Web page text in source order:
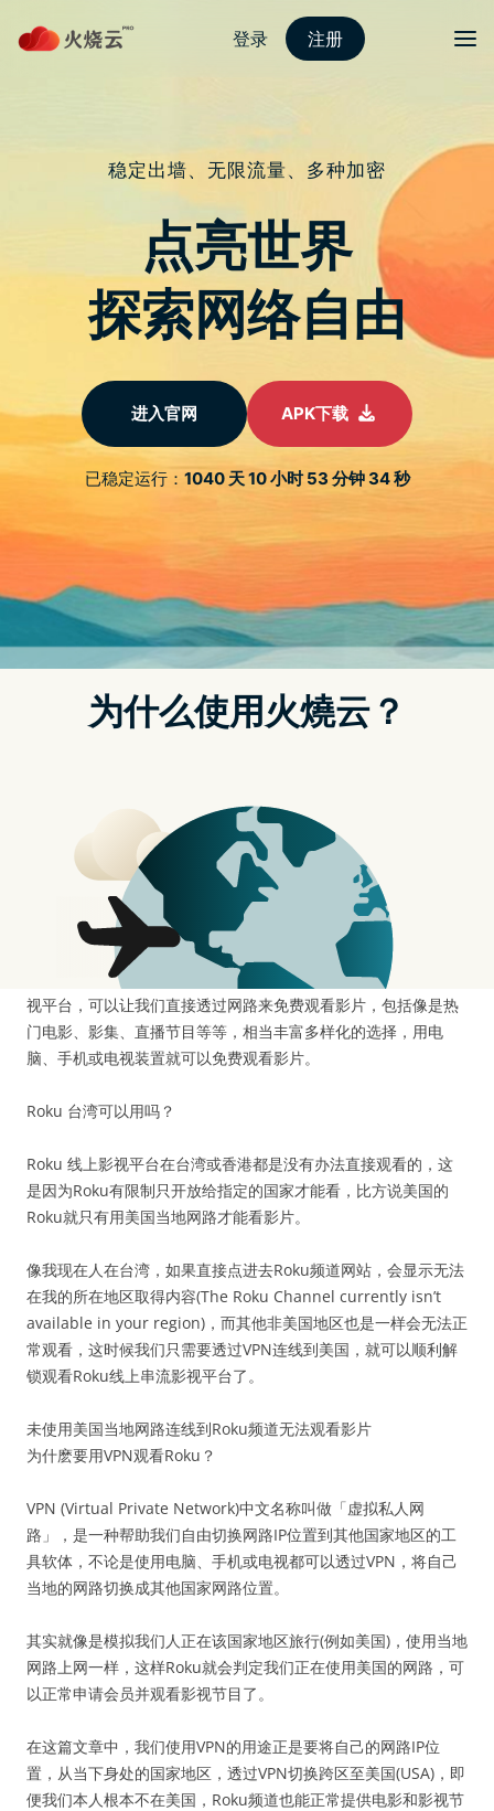
至
正
文 protonvpn下载
【Roku】影音串流平台在台湾或美国境外如
何观看？教你用VPN免费影片看到饱
Roku是美国最知名的影视串流平台媒体之一，除了使用数位机上
盒观看电影和节目以外，现在也有提供网路线上串流影片的方式
片平台。
这篇文章我正是要教你如何透过VPN解除Roku平台的地理限制，
实测了非常多款不同的VPN，并非每一款都可以顺利连上Roku，
我会告诉你最推荐用哪几款VPN来免费观看Roku大量的电影与节
目。
Roku VPN 快速推荐清单：
更详细完整的VPN操作流程和Roku免费注册帐号方式在下面，欢
迎继续阅读。
文章导览目录
Roku (Roku TV)名称源於日文数字的「六」发音(ろく)，台湾译名
为六科汇流，是一款由美国Roku Inc公司所推出的网路智慧电视
机上盒，可以将影视内容透过串流输出到电视播放影片，而Roku
第一款产品是在2008年五月与Netflix所合作开发的播放器，可以
串流Netflix平台上的内容至电视上播放。
Roku除了电视机上盒以外，还有推出Roku Channel线上串流影
视平台，可以让我们直接透过网路来免费观看影片，包括像是热
门电影、影集、直播节目等等，相当丰富多样化的选择，用电
脑、手机或电视装置就可以免费观看影片。
Roku 台湾可以用吗？
Roku 线上影视平台在台湾或香港都是没有办法直接观看的，这
是因为Roku有限制只开放给指定的国家才能看，比方说美国的
Roku就只有用美国当地网路才能看影片。
像我现在人在台湾，如果直接点进去Roku频道网站，会显示无法
在我的所在地区取得内容(The Roku Channel currently isn’t
available in your region)，而其他非美国地区也是一样会无法正
常观看，这时候我们只需要透过VPN连线到美国，就可以顺利解
锁观看Roku线上串流影视平台了。
未使用美国当地网路连线到Roku频道无法观看影片
为什麽要用VPN观看Roku？
VPN (Virtual Private Network)中文名称叫做「虚拟私人网
路」，是一种帮助我们自由切换网路IP位置到其他国家地区的工
具软体，不论是使用电脑、手机或电视都可以透过VPN，将自己
当地的网路切换成其他国家网路位置。
其实就像是模拟我们人正在该国家地区旅行(例如美国)，使用当地
网路上网一样，这样Roku就会判定我们正在使用美国的网路，可
以正常申请会员并观看影视节目了。
在这篇文章中，我们使用VPN的用途正是要将自己的网路IP位
置，从当下身处的国家地区，透过VPN切换跨区至美国(USA)，即
便我们本人根本不在美国，Roku频道也能正常提供电影和影视节